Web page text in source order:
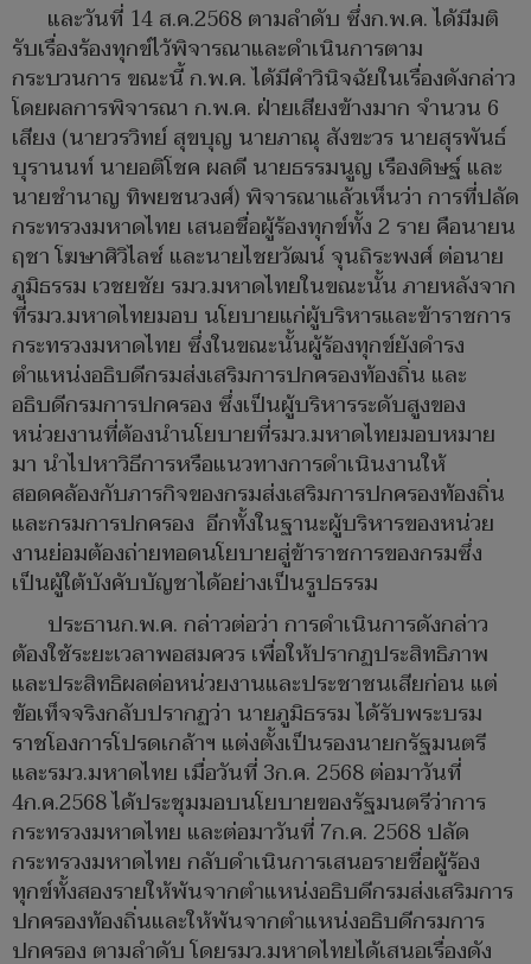
และวันที่ 14 ส.ค.2568 ตามลำดับ ซึ่งก.พ.ค. ได้มีมติ
รับเรื่องร้องทุกข์ไว้พิจารณาและดำเนินการตาม
กระบวนการ ขณะนี้ ก.พ.ค. ได้มีคำวินิจฉัยในเรื่องดังกล่าว
โดยผลการพิจารณา ก.พ.ค. ฝ่ายเสียงข้างมาก จำนวน 6
เสียง (นายวรวิทย์ สุขบุญ นายภาณุ สังขะวร นายสุรพันธ์
บุรานนท์ นายอติโชค ผลดี นายธรรมนูญ เรืองดิษฐ์ และ
นายชำนาญ ทิพยชนวงศ์) พิจารณาแล้วเห็นว่า การที่ปลัด
กระทรวงมหาดไทย เสนอชื่อผู้ร้องทุกข์ทั้ง 2 ราย คือนายน
ฤชา โฆษาศิวิไลซ์ และนายไชยวัฒน์ จุนถิระพงศ์ ต่อนาย
ภูมิธรรม เวชยชัย รมว.มหาดไทยในขณะนั้น ภายหลังจาก
ที่รมว.มหาดไทยมอบ นโยบายแก่ผู้บริหารและข้าราชการ
กระทรวงมหาดไทย ซึ่งในขณะนั้นผู้ร้องทุกข์ยังดำรง
ตำแหน่งอธิบดีกรมส่งเสริมการปกครองท้องถิ่น และ
อธิบดีกรมการปกครอง ซึ่งเป็นผู้บริหารระดับสูงของ
หน่วยงานที่ต้องนำนโยบายที่รมว.มหาดไทยมอบหมาย
มา นำไปหาวิธีการหรือแนวทางการดำเนินงานให้
สอดคล้องกับภารกิจของกรมส่งเสริมการปกครองท้องถิ่น
และกรมการปกครอง อีกทั้งในฐานะผู้บริหารของหน่วย
งานย่อมต้องถ่ายทอดนโยบายสู่ข้าราชการของกรมซึ่ง
เป็นผู้ใต้บังคับบัญชาได้อย่างเป็นรูปธรรม
ประธานก.พ.ค. กล่าวต่อว่า การดำเนินการดังกล่าว
ต้องใช้ระยะเวลาพอสมควร เพื่อให้ปรากฏประสิทธิภาพ
และประสิทธิผลต่อหน่วยงานและประชาชนเสียก่อน แต่
ข้อเท็จจริงกลับปรากฏว่า นายภูมิธรรม ได้รับพระบรม
ราชโองการโปรดเกล้าฯ แต่งตั้งเป็นรองนายกรัฐมนตรี
และรมว.มหาดไทย เมื่อวันที่ 3ก.ค. 2568 ต่อมาวันที่
4ก.ค.2568 ได้ประชุมมอบนโยบายของรัฐมนตรีว่าการ
กระทรวงมหาดไทย และต่อมาวันที่ 7ก.ค. 2568 ปลัด
กระทรวงมหาดไทย กลับดำเนินการเสนอรายชื่อผู้ร้อง
ทุกข์ทั้งสองรายให้พ้นจากตำแหน่งอธิบดีกรมส่งเสริมการ
ปกครองท้องถิ่นและให้พ้นจากตำแหน่งอธิบดีกรมการ
ปกครอง ตามลำดับ โดยรมว.มหาดไทยได้เสนอเรื่องดัง